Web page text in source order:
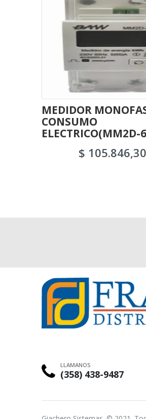
MEDIDOR
CONSUMO
ELECTRICO(MM2D-
$ 105.846,30
LLAMANOS
(358) 438-9487